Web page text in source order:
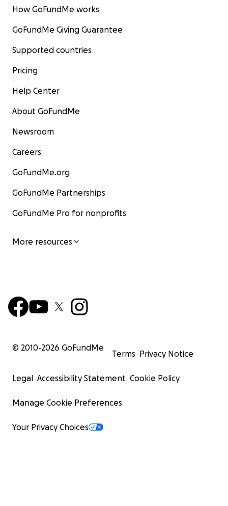
How GoFundMe works
GoFundMe Giving Guarantee
Supported countries
Pricing
Help Center
About GoFundMe
Newsroom
Careers
GoFundMe.org
GoFundMe Partnerships
GoFundMe Pro for nonprofits
More resources
© 2010-2026 GoFundMe
Terms Privacy Notice
Legal Accessibility Statement Cookie Policy
Manage Cookie Preferences
Your Privacy Choices